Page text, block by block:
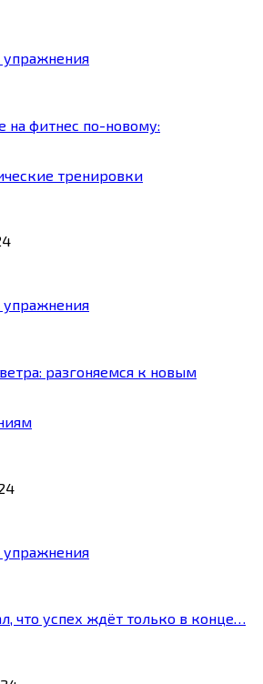
на фитнес по-новому:
тренировки
разгоняемся к новым
что успех ждёт только в конце…